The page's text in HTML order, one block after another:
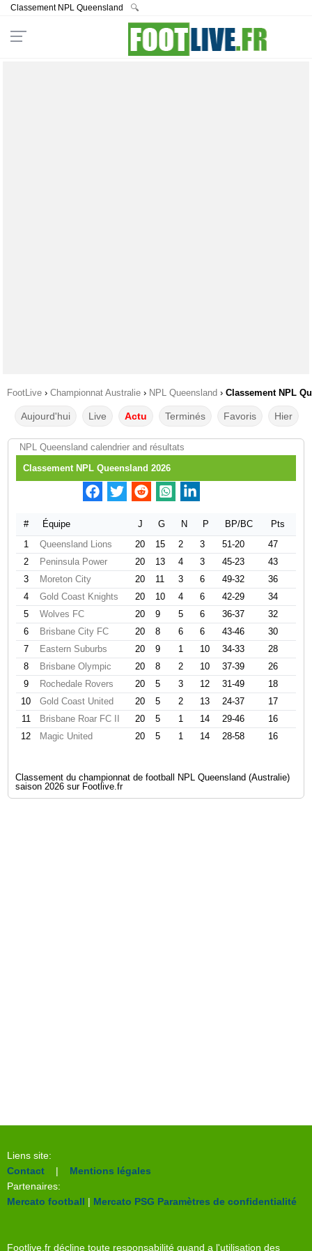
Classement NPL Queensland 🔍
FootLive › Championnat Australie › NPL Queensland › Classement NPL
Aujourd'hui Live Actu Terminés Favoris Hier
NPL Queensland calendrier and résultats
Classement NPL Queensland 2026
# Équipe J G N P BP/BC
Pts
1
Queensland Lions 20 15 2 3 51-20
47
2
Peninsula Power 20 13 4 3 45-23
43
3
Moreton City 20 11 3 6 49-32
36
4
Gold Coast Knights 20 10 4 6 42-29
34
5
Wolves FC 20 9 5 6 36-37
32
6
Brisbane City FC 20 8 6 6 43-46
30
7
Eastern Suburbs 20 9 1 10 34-33
28
8
Brisbane Olympic 20 8 2 10 37-39
26
9
Rochedale Rovers 20 5 3 12 31-49
18
10
Gold Coast United 20 5 2 13 24-37
17
11
Brisbane Roar FC II 20 5 1 14 29-46
16
12
Magic United 20 5 1 14 28-58 16
Classement du championnat de football NPL Queensland (Australie)
saison 2026 sur Footlive.fr
Liens site:
Contact | Mentions légales
Partenaires:
Mercato football | Mercato PSG Paramètres de confidentialité
Footlive.fr décline toute responsabilité quand a l'utilisation des